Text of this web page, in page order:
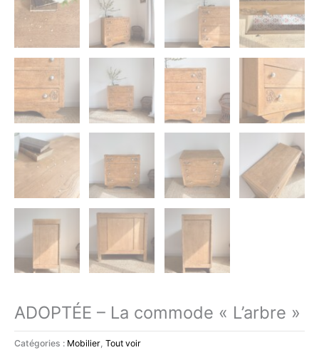
ADOPTÉE – La commode « L’arbre »
Catégories : Mobilier, Tout voir